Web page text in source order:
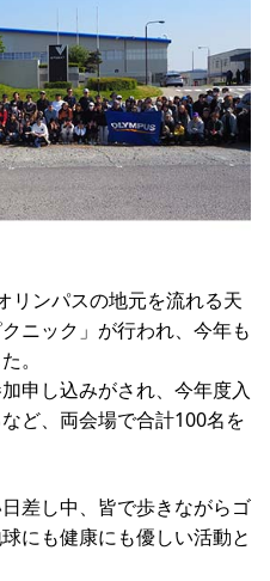
リンパスの地元を流れる天
ニック」が行われ、今年も
。
申し込みがされ、今年度入
ど、両会場で合計100名を
差し中、皆で歩きながらゴ
にも健康にも優しい活動と